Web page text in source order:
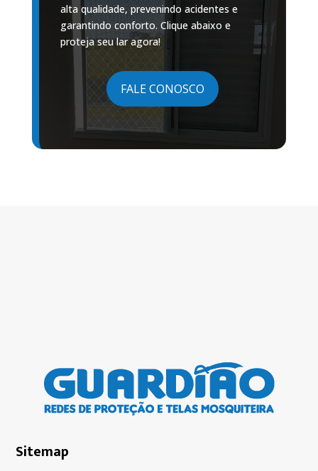
alta qualidade, prevenindo acidentes e
garantindo conforto. Clique abaixo e
proteja seu lar agora!
FALE CONOSCO
Sitemap